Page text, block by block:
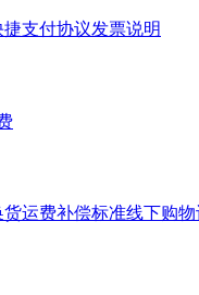
捷支付协议发票说明
货运费补偿标准线下购